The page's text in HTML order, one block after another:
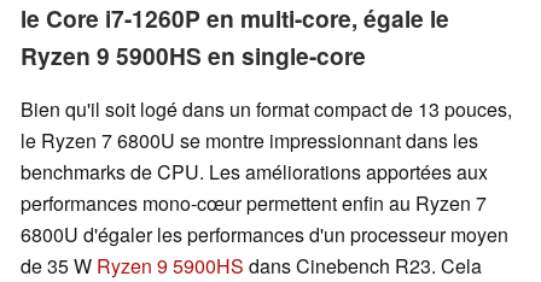
le Core i7-1260P en multi-core, égale le
Ryzen 9 5900HS en single-core
Bien qu'il soit logé dans un format compact de 13 pouces,
le Ryzen 7 6800U se montre impressionnant dans les
benchmarks de CPU. Les améliorations apportées aux
performances mono-cœur permettent enfin au Ryzen 7
6800U d'égaler les performances d'un processeur moyen
de 35 W Ryzen 9 5900HS dans Cinebench R23. Cela